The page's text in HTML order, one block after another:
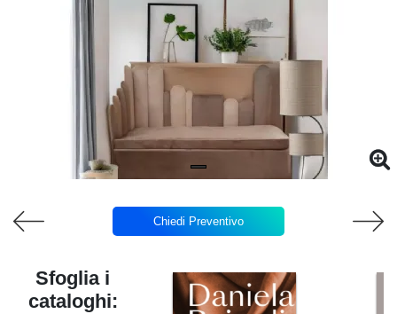
Chiedi Preventivo
Sfoglia i
cataloghi: